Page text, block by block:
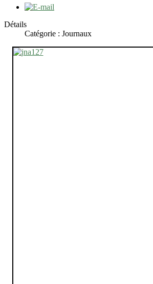
Détails
Catégorie : Journaux